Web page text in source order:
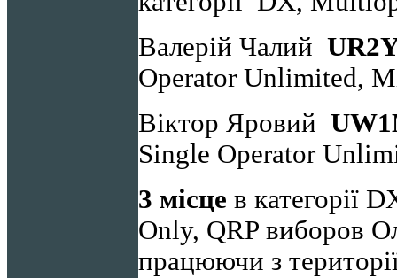
Валерій Чалий UR2
Operator Unlimited,
Віктор Яровий
Single Operator
3 місце в категорії
Only, QRP виборов
працюючи з